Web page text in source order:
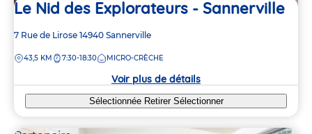
Le Nid des Explorateurs - Sannerville
Adresse
la
7 Rue de Lirose 14940 Sannerville
DISTANCE
43,5 KM 7:30-18:30 MICRO-CRÈCHE
Voir plus de détails
Sélectionnée Retirer Sélectionner